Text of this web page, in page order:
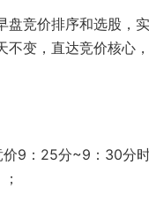
盘竞价排序和选股，
不变，直达竞价核心
价9：25分~9：30分